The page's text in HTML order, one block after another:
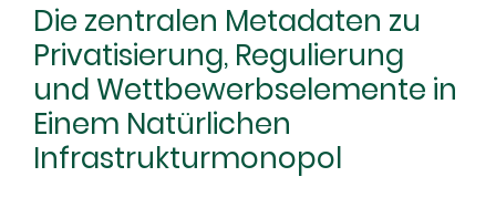
Die zentralen Metadaten zu
Privatisierung, Regulierung
und Wettbewerbselemente in
Einem Natürlichen
Infrastrukturmonopol